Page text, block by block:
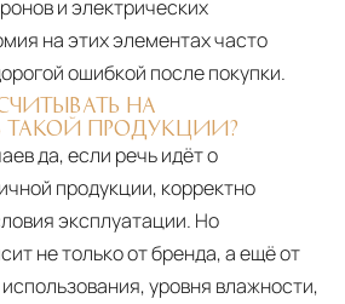
и электрических
на этих элементах часто
ошибкой после покупки.
НА
ТАКОЙ ПРОДУКЦИИ?
да, если речь идёт о
продукции, корректно
эксплуатации. Но
не только от бренда, а ещё от
уровня влажности,